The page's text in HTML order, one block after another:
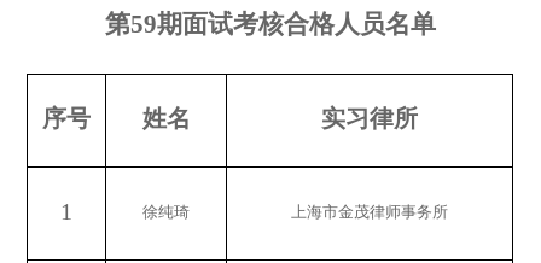
第59期面试考核合格人员名单
序号 姓名 实习律所
1 徐纯琦 上海市金茂律师事务所